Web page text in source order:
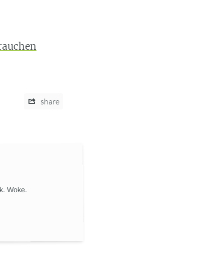
share
Woke.